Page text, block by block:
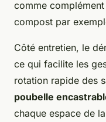
comme
compost par
Côté entretien, le
ce qui facilite les
rotation rapide des
poubelle
chaque espace de